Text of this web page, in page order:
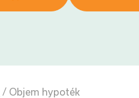
/ Objem hypoték